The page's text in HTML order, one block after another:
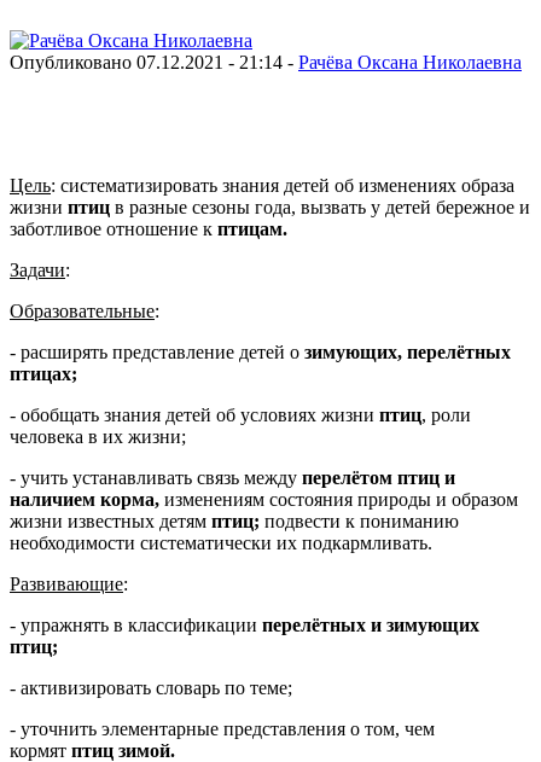
Опубликовано 07.12.2021 - 21:14 - Рачёва Оксана Николаевна
Цель: систематизировать знания детей об изменениях образа
жизни птиц в разные сезоны года, вызвать у детей бережное и
заботливое отношение к птицам.
Задачи:
Образовательные:
- расширять представление детей о зимующих, перелётных
птицах;
- обобщать знания детей об условиях жизни птиц, роли
человека в их жизни;
- учить устанавливать связь между перелётом птиц и
наличием корма, изменениям состояния природы и образом
жизни известных детям птиц; подвести к пониманию
необходимости систематически их подкармливать.
Развивающие:
- упражнять в классификации перелётных и зимующих
птиц;
- активизировать словарь по теме;
- уточнить элементарные представления о том, чем
кормят птиц зимой.